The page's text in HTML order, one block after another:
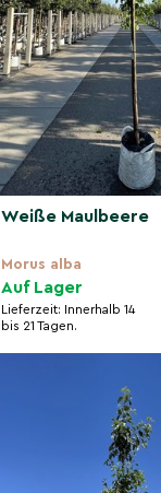
Weiße Maulbeere
Morus alba
Auf Lager
Lieferzeit: Innerhalb 14
bis 21 Tagen.